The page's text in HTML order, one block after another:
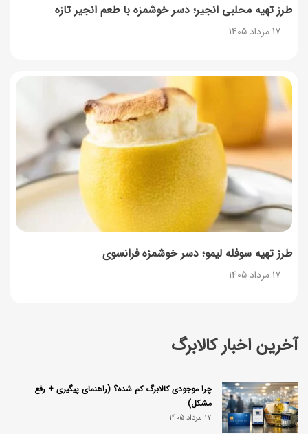
آخرین اخبار کالابرگ
چرا موجودی کالابرگ کم شده؟ (راهنمای پیگیری + رفع
مشکل)
17 مرداد 1405
طرز تهیه محلبی انجیر؛ دسر خوشمزه با طعم انجیر تازه
17 مرداد 1405
طرز تهیه سوفله لیمو؛ دسر خوشمزه فرانسوی
17 مرداد 1405